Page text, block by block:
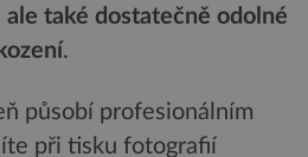
ale také dostatečně odolné
kození.
působí profesionálním
při tisku fotografií